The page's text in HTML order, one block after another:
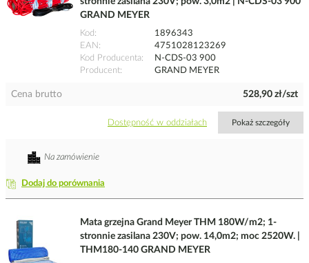
GRAND MEYER
Kod
1896343
EAN
4751028123269
Kod Producenta
N-CDS-03 900
Producent
GRAND MEYER
Cena brutto 528,90 zł/szt
Dostępność w oddziałach Pokaż szczegóły
Dodaj do porównania
Na zamówienie
Mata grzejna Grand Meyer THM 180W/m2; 1-
stronnie zasilana 230V; pow. 14,0m2; moc 2520W. |
THM180-140 GRAND MEYER